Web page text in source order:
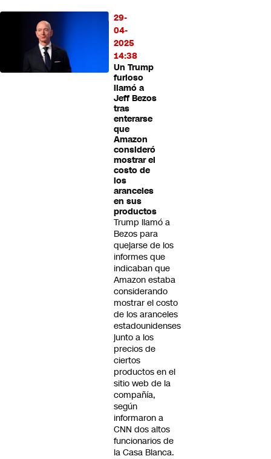
29-
04-
2025
14:38
Un Trump
furioso
llamó a
Jeff Bezos
tras
enterarse
que
Amazon
consideró
mostrar el
costo de
los
aranceles
en sus
productos
Trump llamó a
Bezos para
quejarse de los
informes que
indicaban que
Amazon estaba
considerando
mostrar el costo
de los aranceles
estadounidenses
junto a los
precios de
ciertos
productos en el
sitio web de la
compañía,
según
informaron a
CNN dos altos
funcionarios de
la Casa Blanca.